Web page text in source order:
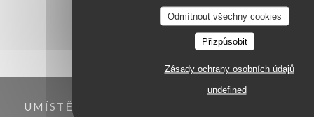
Odmítnout všechny cookies
Přizpůsobit
Zásady ochrany osobních údajů
undefined
UMÍSTĚNÍ